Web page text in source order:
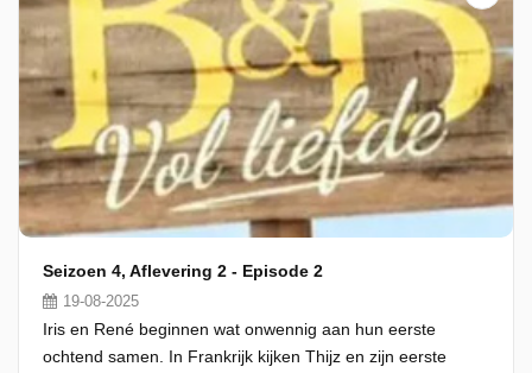
Seizoen 4, Aflevering 2 - Episode 2
19-08-2025
Iris en René beginnen wat onwennig aan hun eerste
ochtend samen. In Frankrijk kijken Thijz en zijn eerste